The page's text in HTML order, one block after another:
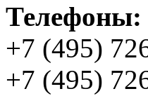
Телефоны:
+7 (495)
+7 (495)